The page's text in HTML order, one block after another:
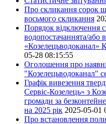
Про скликання сорок
восьмого скликання
Порядок відключення
водопостачаннята/або
«Козелецьводоканал»
05-28 08:15:55
Оголошення про
"Козелецьводоканал"
Графік вивезення
Сервіс-Козелець» з
громади за
на 2025 рік 2025-05-01
Про встановлення